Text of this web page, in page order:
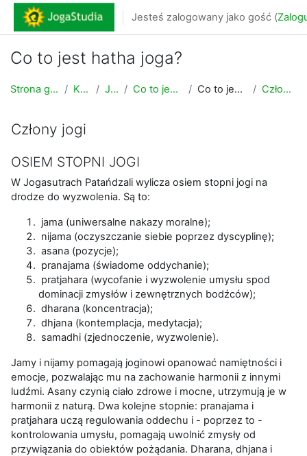
Przejdź do głównej zawartości
Jesteś zalogowany jako gość (
Co to jest hatha joga?
Strona główna Kursy Joga Co to jest joga? Co to jest joga? Człony jogi
Człony jogi
OSIEM STOPNI JOGI
W Jogasutrach Patańdzali wylicza osiem stopni jogi na
drodze do wyzwolenia. Są to:
jama (uniwersalne nakazy moralne);
nijama (oczyszczanie siebie poprzez dyscyplinę);
asana (pozycje);
pranajama (świadome oddychanie);
pratjahara (wycofanie i wyzwolenie umysłu spod
dominacji zmysłów i zewnętrznych bodźców);
dharana (koncentracja);
dhjana (kontemplacja, medytacja);
samadhi (zjednoczenie, wyzwolenie).
Jamy i nijamy pomagają joginowi opanować namiętności i
emocje, pozwalając mu na zachowanie harmonii z innymi
ludźmi. Asany czynią ciało zdrowe i mocne, utrzymują je w
harmonii z naturą. Dwa kolejne stopnie: pranajama i
pratjahara uczą regulowania oddechu i - poprzez to -
kontrolowania umysłu, pomagają uwolnić zmysły od
przywiązania do obiektów pożądania. Dharana, dhjana i